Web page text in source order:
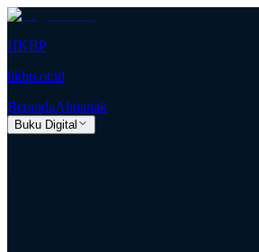
HKBP
hkbp.or.id
BerandaAlmanak
Buku Digital